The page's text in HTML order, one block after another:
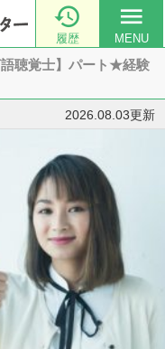

履歴
menu
MENU
聴覚士】パート★経験
2026.08.03更新